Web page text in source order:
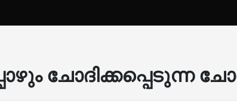
ചോദിക്കപ്പെടുന്ന